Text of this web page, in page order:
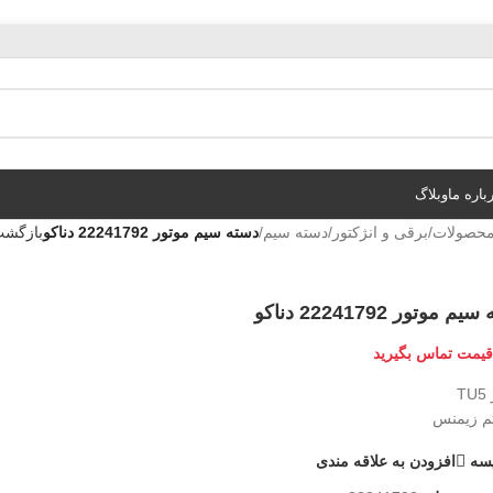
ماوبلاگ
محصولات/برقی و انژکتور/دسته سیم/دسته سیم موتور 22241792 دناکو
موتور 22241792 دناکو
تماس بگیرید
زیمنس
افزودن به علاقه مندی